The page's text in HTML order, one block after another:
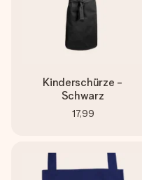
Kinderschürze -
Schwarz
17,99